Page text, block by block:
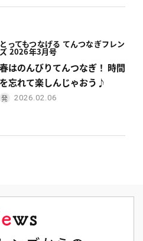
とってもつなげる てんつなぎフレン
ズ 2026年3月号
春はのんびりてんつなぎ！ 時間
を忘れて楽しんじゃおう♪
2026.02.06